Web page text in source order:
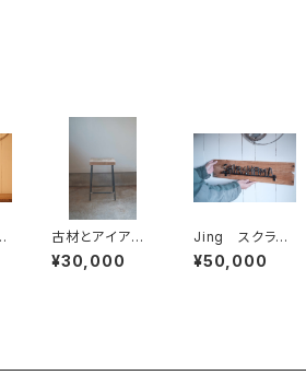
古材とアイアン
のスツール Ⅿ
¥30,000
Jing スクラッ
プ文字 看板・
表札
¥50,000